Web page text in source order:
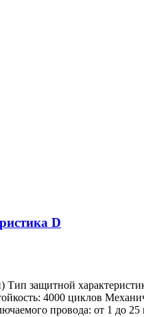
D
защитной
4000 циклов
провода: от 1 до